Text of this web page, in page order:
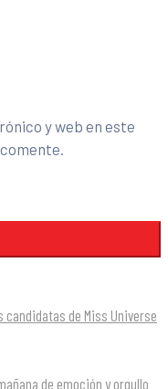
y web en este
de Miss Universe
de emoción y orgullo